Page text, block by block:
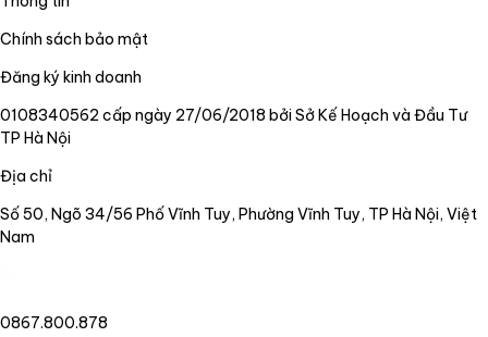
Chính sách bảo mật
Đăng ký kinh doanh
0108340562 cấp ngày 27/06/2018 bởi Sở Kế Hoạch và Đầu Tư
TP Hà Nội
Địa chỉ
Số 50, Ngõ 34/56 Phố Vĩnh Tuy, Phường Vĩnh Tuy, TP Hà Nội, Việt
Nam
0867.800.878